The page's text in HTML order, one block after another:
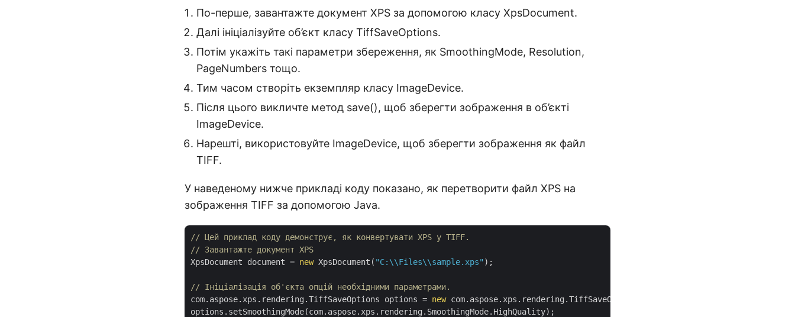
По-перше, завантажте документ XPS за допомогою класу XpsDocument.
Далі ініціалізуйте об’єкт класу TiffSaveOptions.
Потім укажіть такі параметри збереження, як SmoothingMode, Resolution,
PageNumbers тощо.
Тим часом створіть екземпляр класу ImageDevice.
Після цього викличте метод save(), щоб зберегти зображення в об’єкті
ImageDevice.
Нарешті, використовуйте ImageDevice, щоб зберегти зображення як файл
TIFF.
У наведеному нижче прикладі коду показано, як перетворити файл XPS на
зображення TIFF за допомогою Java.
// Цей приклад коду демонструє, як конвертувати XPS у TIFF.
// Завантажте документ XPS
XpsDocument document = new XpsDocument( "C:\\Files\\sample.xps" );
// Ініціалізація об'єкта опцій необхідними параметрами.
com.aspose.xps.rendering.TiffSaveOptions options = new com.aspose.xps.rendering.TiffSaveOptions();
options.setSmoothingMode(com.aspose.xps.rendering.SmoothingMode.HighQuality);